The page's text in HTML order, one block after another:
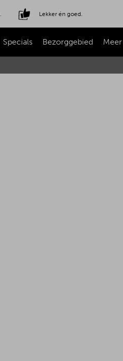
Lekker én goed.
Specials Bezorggebied